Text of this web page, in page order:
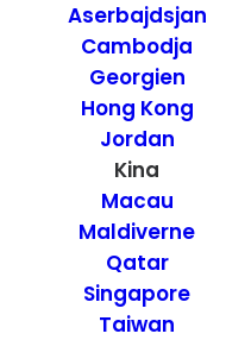
Aserbajdsjan
Cambodja
Georgien
Hong Kong
Jordan
Kina
Macau
Maldiverne
Qatar
Singapore
Taiwan
Hotel -